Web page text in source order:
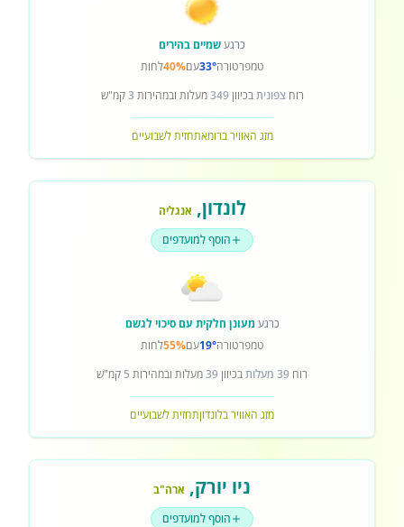
כרגעשמיים בהירים
טמפרטורה33°עם40%לחות
רוחצפוניתבכיוון349מעלות ובמהירות 3קמ"ש
מזג האוויר ברומאתחזית לשבועיים
לונדון, אנגליה
הוסף למועדפים
כרגעמעונן חלקית עם סיכוי לגשם
טמפרטורה19°עם55%לחות
רוח 39 מעלות בכיוון39מעלות ובמהירות 5 קמ"ש
מזג האוויר בלונדוןתחזית לשבועיים
ניו יורק, ארה"ב
הוסף למועדפים